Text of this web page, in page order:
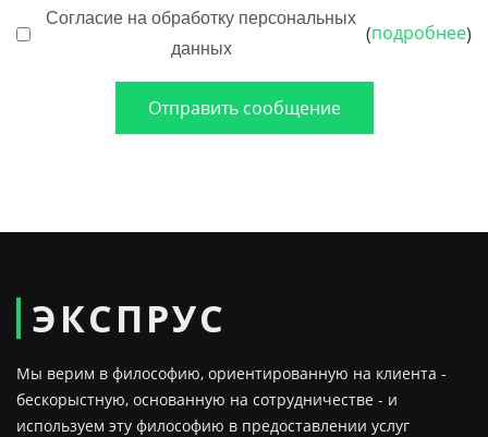
Согласие на обработку персональных
данных
(подробнее)
Отправить сообщение
ЭКСПРУС
Мы верим в философию, ориентированную на клиента -
бескорыстную, основанную на сотрудничестве - и
используем эту философию в предоставлении услуг